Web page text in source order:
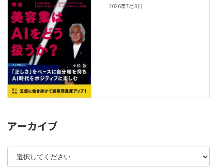
2026年7月8日
アーカイブ